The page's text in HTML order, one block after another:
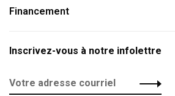
Financement
Inscrivez-vous à notre infolettre